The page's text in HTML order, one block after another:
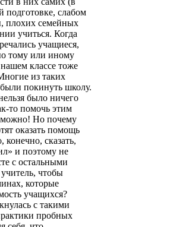
подготовке, слабом
плохих семейных
учиться. Когда
учащиеся,
тому или иному
классе тоже
из таких
покинуть школу.
было ничего
то помочь этим
можно! Но почему
оказать помощь
конечно, сказать,
и поэтому не
с остальными
чтобы
которые
учащихся?
с такими
пробных